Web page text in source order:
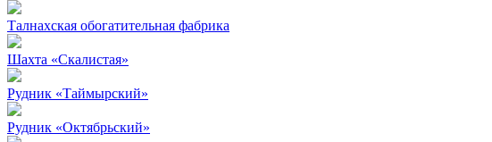
Талнахская обогатительная фабрика
Шахта «Скалистая»
Рудник «Таймырский»
Рудник «Октябрьский»